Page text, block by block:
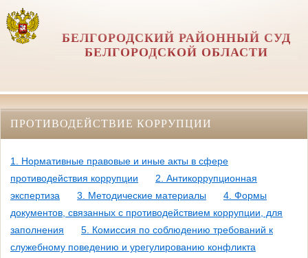
БЕЛГОРОДСКИЙ РАЙОННЫЙ СУД
БЕЛГОРОДСКОЙ ОБЛАСТИ
ПРОТИВОДЕЙСТВИЕ КОРРУПЦИИ
1. Нормативные правовые и иные акты в сфере
противодействия коррупции
2. Антикоррупционная
экспертиза
3. Методические материалы
4. Формы
документов, связанных с противодействием коррупции, для
заполнения
5. Комиссия по соблюдению требований к
служебному поведению и урегулированию конфликта